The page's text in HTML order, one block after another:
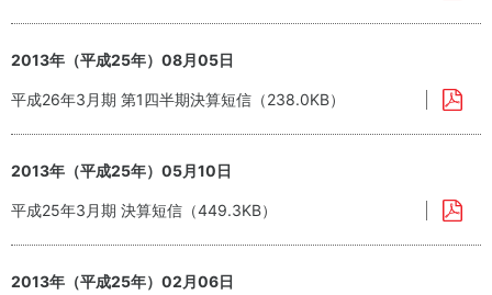
2013年（平成25年）08月05日
平成26年3月期 第1四半期決算短信（238.0KB）
2013年（平成25年）05月10日
平成25年3月期 決算短信（449.3KB）
2013年（平成25年）02月06日